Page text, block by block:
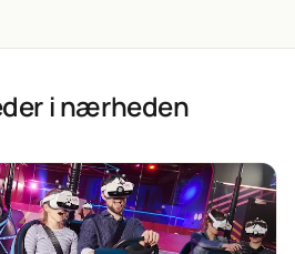
i nærheden